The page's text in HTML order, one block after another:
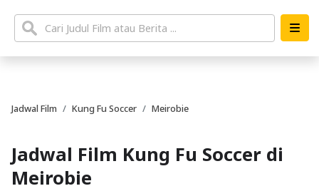
Jadwal Film Kung Fu Soccer Meirobie
Jadwal Film Kung Fu Soccer di
Meirobie